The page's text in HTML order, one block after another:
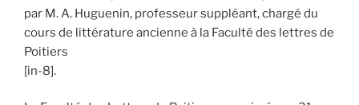
par M. A. Huguenin, professeur suppléant, chargé du
cours de littérature ancienne à la Faculté des lettres de
Poitiers
[in-8].